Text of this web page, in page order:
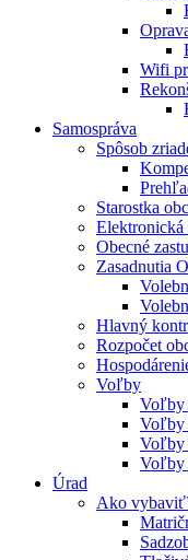
Wifi
Samospráva
Spôsob
Starostka
Elektronická
Obecné
Zasadnutia
Hlavný
Rozpočet
Voľby
Voľby
Voľby
Voľby
Voľby
Úrad
Ako